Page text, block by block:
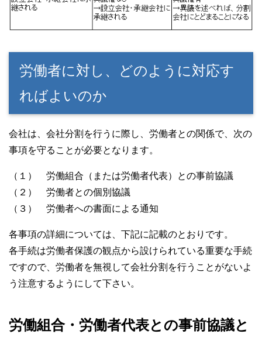
労働者に対し、どのように対応す
ればよいのか
会社は、会社分割を行うに際し、労働者との関係で、次の
事項を守ることが必要となります。
（１） 労働組合（または労働者代表）との事前協議
（２） 労働者との個別協議
（３） 労働者への書面による通知
各事項の詳細については、下記に記載のとおりです。
各手続は労働者保護の観点から設けられている重要な手続
ですので、労働者を無視して会社分割を行うことがないよ
う注意するようにして下さい。
労働組合・労働者代表との事前協議と